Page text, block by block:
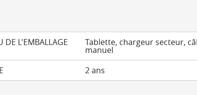
DE L'EMBALLAGE Tablette, chargeur secteur,
manuel
2 ans